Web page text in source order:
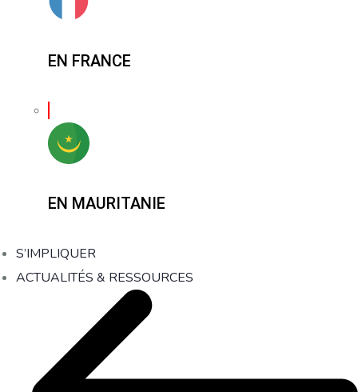
EN FRANCE
EN MAURITANIE
S’IMPLIQUER
ACTUALITÉS & RESSOURCES